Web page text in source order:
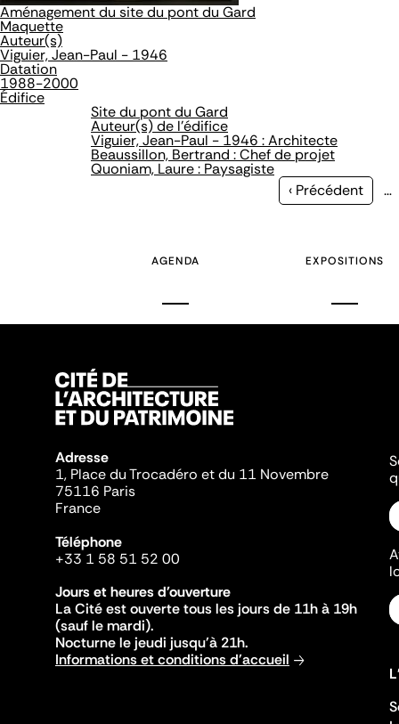
Aménagement du site du pont du Gard
Maquette
Auteur(s)
Viguier, Jean-Paul - 1946
Datation
1988-2000
Édifice
Site du pont du Gard
Auteur(s) de l'édifice
Viguier, Jean-Paul - 1946 : Architecte
Beaussillon, Bertrand : Chef de projet
Quoniam, Laure : Paysagiste
Page
‹ Précédent …
AGENDA EXPOSITIONS
Adresse
1, Place du Trocadéro et du 11 Novembre
75116 Paris
France
Téléphone
+33 1 58 51 52 00
Jours et heures d'ouverture
La Cité est ouverte tous les jours de 11h à 19h
(sauf le mardi).
Nocturne le jeudi jusqu'à 21h.
Informations et conditions d'accueil